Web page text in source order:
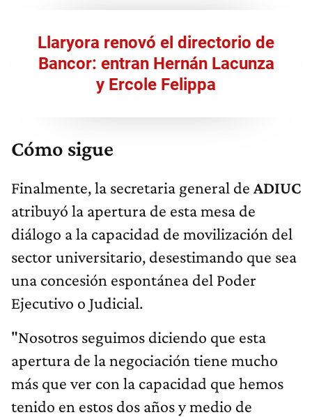
Llaryora renovó el directorio de
Bancor: entran Hernán Lacunza
y Ercole Felippa
Cómo sigue
Finalmente, la secretaria general de ADIUC
atribuyó la apertura de esta mesa de
diálogo a la capacidad de movilización del
sector universitario, desestimando que sea
una concesión espontánea del Poder
Ejecutivo o Judicial.
"Nosotros seguimos diciendo que esta
apertura de la negociación tiene mucho
más que ver con la capacidad que hemos
tenido en estos dos años y medio de